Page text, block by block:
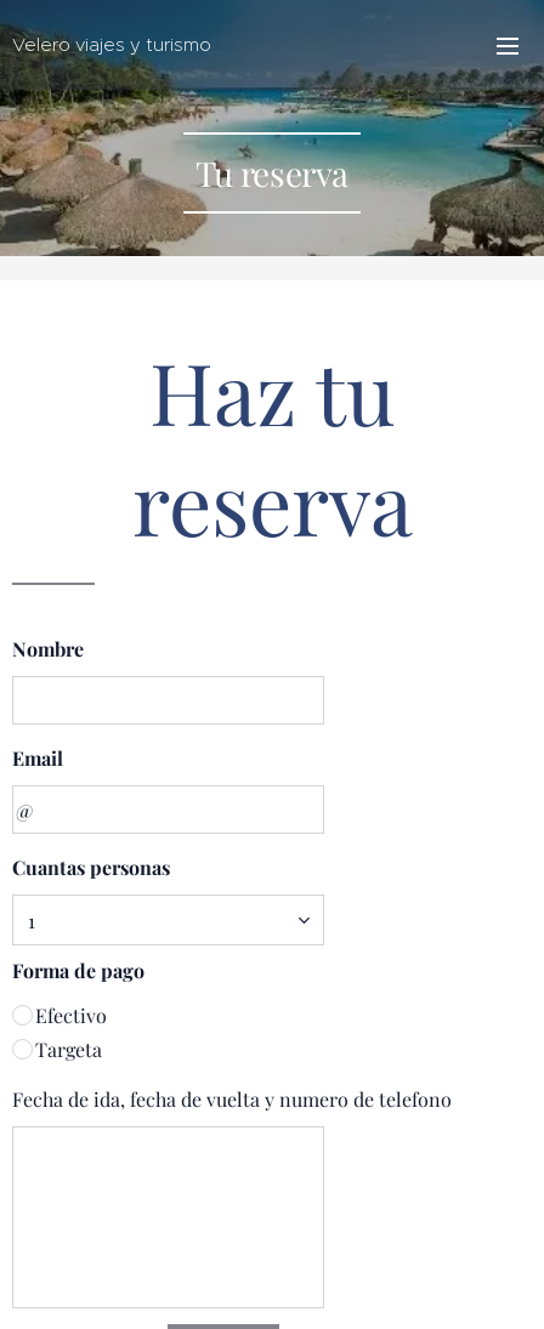
Velero viajes y turismo
Tu reserva
Haz tu
reserva
Nombre
Email
Cuantas personas
Forma de pago
Efectivo
Targeta
Fecha de ida, fecha de vuelta y numero de telefono